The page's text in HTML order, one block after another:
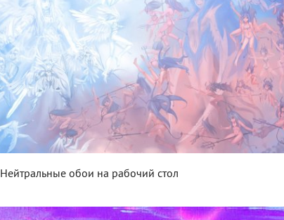
Нейтральные обои на рабочий стол